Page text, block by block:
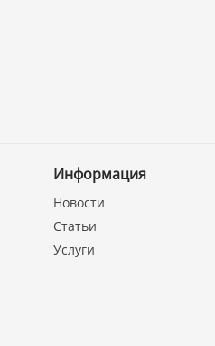
Информация
Новости
Статьи
Услуги